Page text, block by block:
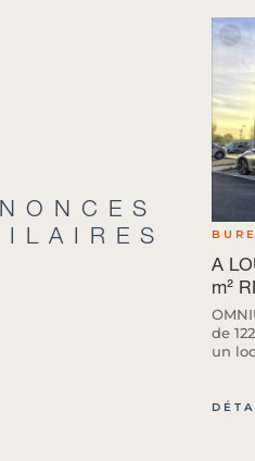
A
m²
de
un